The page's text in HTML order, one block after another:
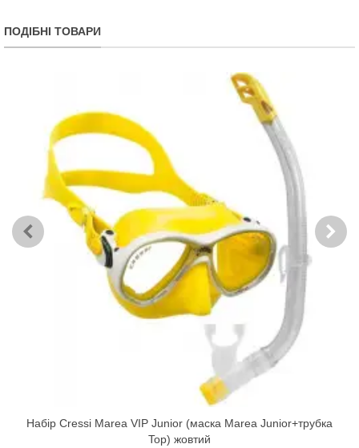
ПОДІБНІ ТОВАРИ
Набір Cressi Marea VIP Junior (маска Marea Junior+трубка
Top) жовтий